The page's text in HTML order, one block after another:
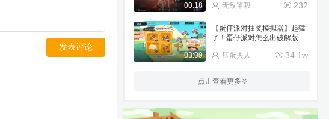
发表评论
00:18 232
无敌單殺
03:09
【蛋仔派对抽奖模拟器】起猛
了！蛋仔派对怎么出破解版
34.1w
压蛋夫人
快乐振刀
点击查看更多